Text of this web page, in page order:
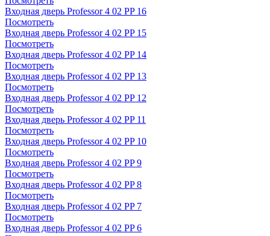
Входная дверь Professor 4 02 PP 16
Посмотреть
Входная дверь Professor 4 02 PP 15
Посмотреть
Входная дверь Professor 4 02 PP 14
Посмотреть
Входная дверь Professor 4 02 PP 13
Посмотреть
Входная дверь Professor 4 02 PP 12
Посмотреть
Входная дверь Professor 4 02 PP 11
Посмотреть
Входная дверь Professor 4 02 PP 10
Посмотреть
Входная дверь Professor 4 02 PP 9
Посмотреть
Входная дверь Professor 4 02 PP 8
Посмотреть
Входная дверь Professor 4 02 PP 7
Посмотреть
Входная дверь Professor 4 02 PP 6